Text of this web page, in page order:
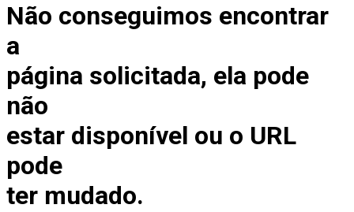
Não conseguimos encontrar
a
página solicitada, ela pode
não
estar disponível ou o URL
pode
ter mudado.